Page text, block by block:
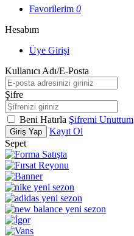
Favorilerim 0
Hesabım
Üye Girişi
Kullanıcı Adı/E-Posta
Şifre
Beni Hatırla Şifremi Unuttum
Giriş Yap
Kayıt Ol
Sepet